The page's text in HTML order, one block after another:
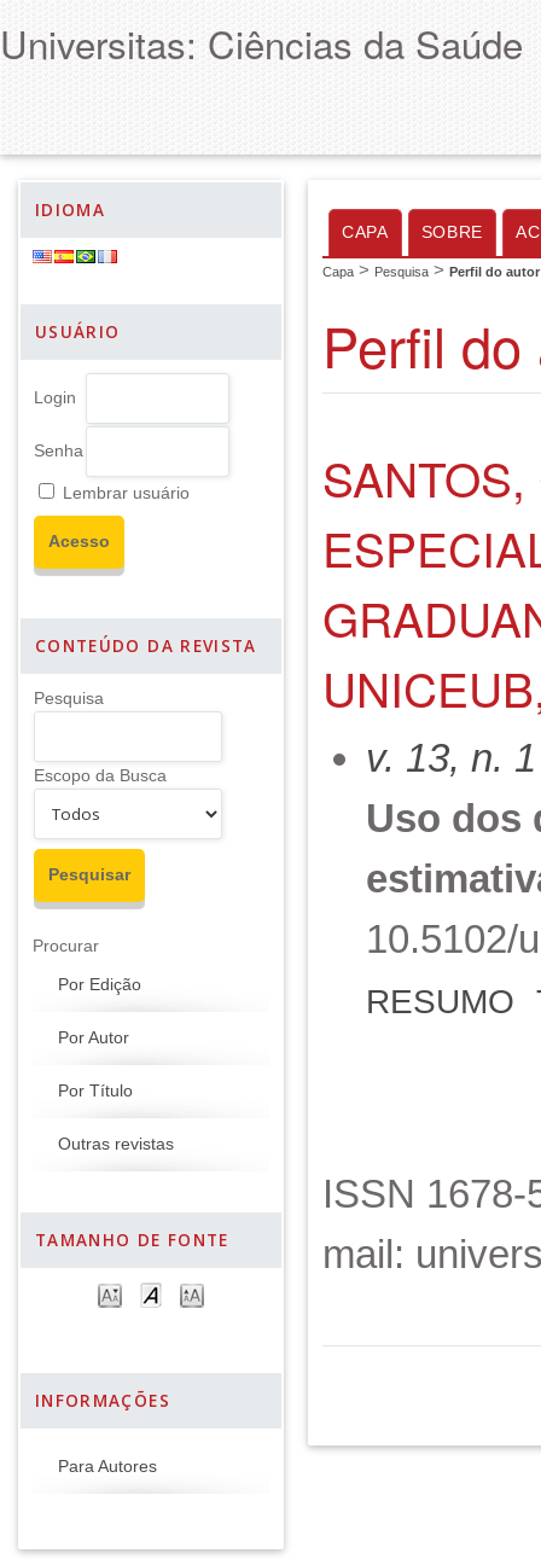
Universitas: Ciências da Saúde
IDIOMA
USUÁRIO
Login
Senha
Lembrar usuário
CONTEÚDO DA REVISTA
Pesquisa
Escopo da Busca
Procurar
Por Edição
Por Autor
Por Título
Outras revistas
TAMANHO DE FONTE
INFORMAÇÕES
Para Autores
CAPA SOBRE
Capa > Pesquisa > Perfil do autor
Perfil
v. 13, n.
Uso dos
10.5102/
RESUMO
ISSN
mail: